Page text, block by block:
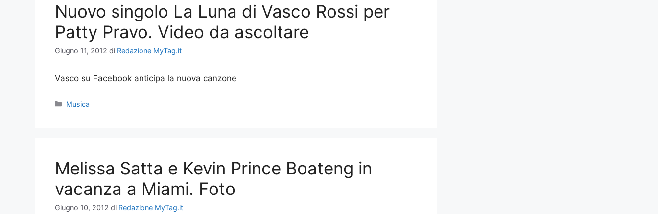
Nuovo singolo La Luna di Vasco Rossi per
Patty Pravo. Video da ascoltare
Giugno 11, 2012 di Redazione MyTag.it
Vasco su Facebook anticipa la nuova canzone
Categorie
Musica
Melissa Satta e Kevin Prince Boateng in
vacanza a Miami. Foto
Giugno 10, 2012 di Redazione MyTag.it